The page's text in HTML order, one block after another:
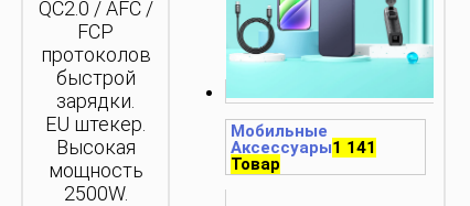
QC2.0 / AFC /
FCP
протоколов
быстрой
зарядки.
EU штекер.
Высокая
мощность
2500W.
Мобильные
Аксессуары1 141
Товар